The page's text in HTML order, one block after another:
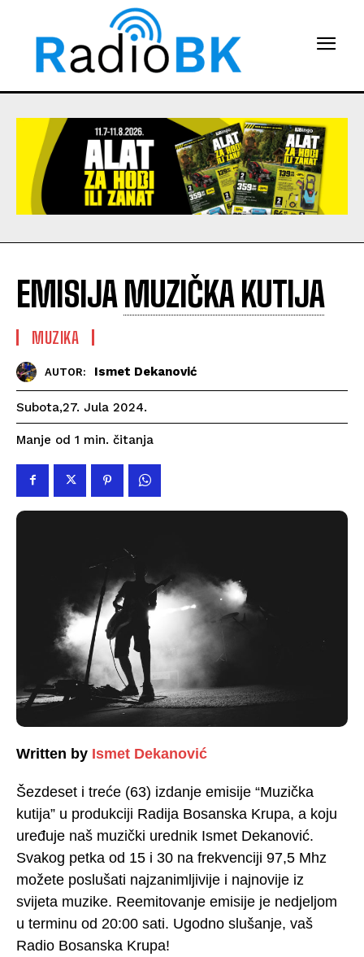
EMISIJA MUZIČKA KUTIJA
MUZIKA
AUTOR: Ismet Dekanović
Subota,27. Jula 2024.
Manje od 1 min. čitanja
Written by Ismet Dekanović
Šezdeset i treće (63) izdanje emisije “Muzička
kutija” u produkciji Radija Bosanska Krupa, a koju
uređuje naš muzički urednik Ismet Dekanović.
Svakog petka od 15 i 30 na frekvenciji 97,5 Mhz
možete poslušati najzanimljivije i najnovije iz
svijeta muzike. Reemitovanje emisije je nedjeljom
u terminu od 20:00 sati. Ugodno slušanje, vaš
Radio Bosanska Krupa!